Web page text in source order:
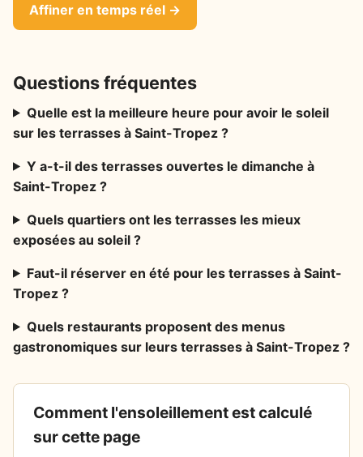
Affiner en temps réel →
Questions fréquentes
Quelle est la meilleure heure pour avoir le soleil
sur les terrasses à Saint-Tropez ?
Y a-t-il des terrasses ouvertes le dimanche à
Saint-Tropez ?
Quels quartiers ont les terrasses les mieux
exposées au soleil ?
Faut-il réserver en été pour les terrasses à Saint-
Tropez ?
Quels restaurants proposent des menus
gastronomiques sur leurs terrasses à Saint-Tropez ?
Comment l'ensoleillement est calculé
sur cette page